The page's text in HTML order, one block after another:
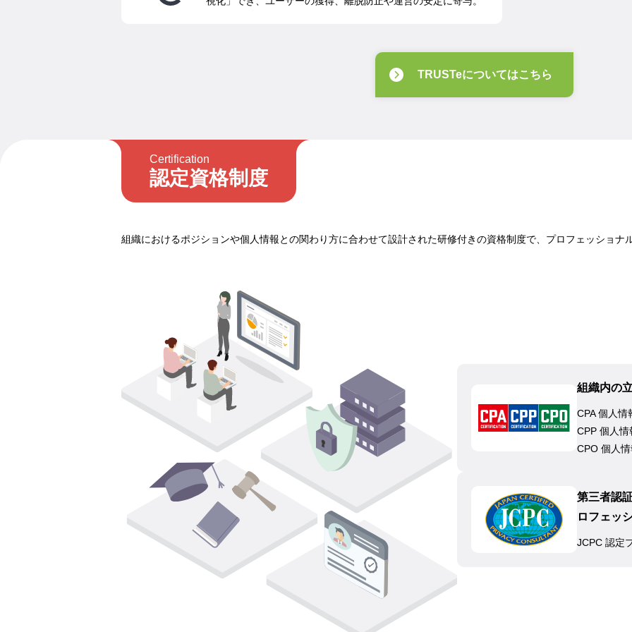
TRUSTeについてはこちら
Certification
認定資格制度
組織におけるポジションや個人情報との関わり方に合わせて設計された研修付きの資格制度で、プロフェッショナ
組織内の
CPA 個人情
CPP 個人
CPO 個人
第三者認
ロフェッ
JCPC 認定